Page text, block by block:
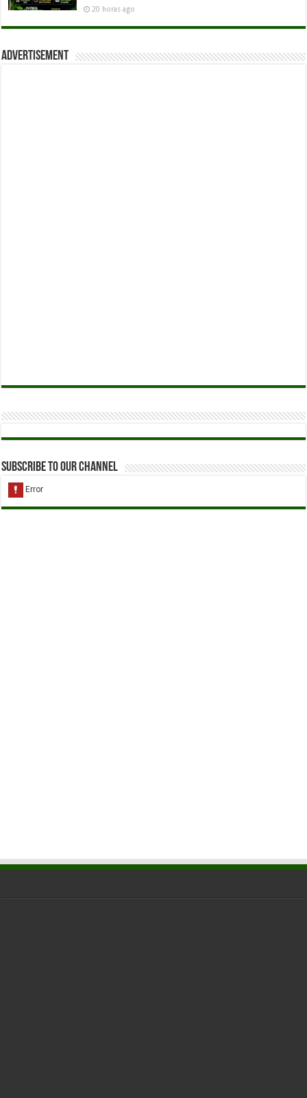
20 horas ago
Advertisement
Subscribe to our Channel